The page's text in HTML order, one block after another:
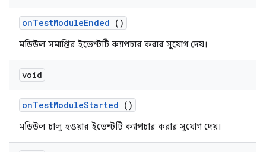
onTestModuleEnded ()
মডিউল সমাপ্তির ইভেন্টটি ক্যাপচার করার সুযোগ দেয়।
void
onTestModuleStarted ()
মডিউল চালু হওয়ার ইভেন্টটি ক্যাপচার করার সুযোগ দেয়।